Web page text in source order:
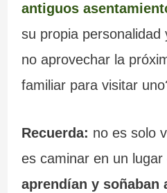
antiguos
su propia
no aprovechar la
familiar para visitar
Recuerda: no es solo
es caminar en un lugar
aprendían y soñaban